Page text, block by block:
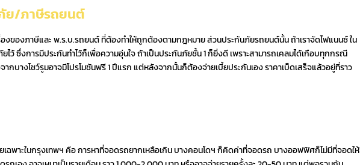
ย/ภาษีรถยนต์
งของภาษีและ พ.ร.บ.รถยนต์ ที่ต้องทำให้ถูกต้องตามกฎหมาย ส่วนประกันภัยรถยนต์นั้น ถ้าเราจัดไฟแนนซ์ ใน
ว้ ซึ่งการมีประกันทำไว้ก็เพื่อความอุ่นใจ ถ้าเป็นประกันภัยชั้น 1 ก็ยิ่งดี เพราะสามารถเคลมได้เกือบทุกกรณี
ากบางโชว์รูมอาจมีโปรโมชันฟรี 1 ปีแรก แต่หลังจากนั้นก็ต้องจ่ายเบี้ยประกันเอง ราคาเบ็ดเสร็จแล้วอยู่ที่ราว
ฉพาะในกรุงเทพฯ คือ การหาที่จอดรถยากเหลือเกิน บางคอนโดฯ ก็คิดค่าที่จอดรถ บางออฟฟิศก็ไม่มีที่จอดให้